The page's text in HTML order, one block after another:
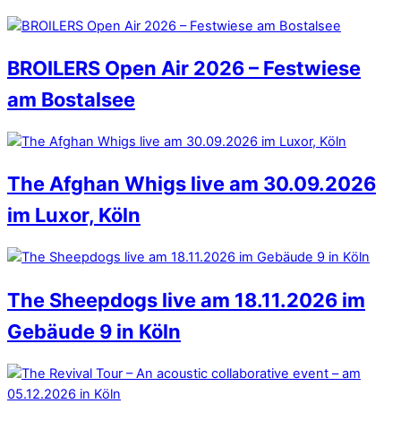
BROILERS Open Air 2026 – Festwiese
am Bostalsee
The Afghan Whigs live am 30.09.2026
im Luxor, Köln
The Sheepdogs live am 18.11.2026 im
Gebäude 9 in Köln